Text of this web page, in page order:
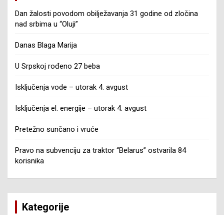
Dan žalosti povodom obilježavanja 31 godine od zločina
nad srbima u “Oluji”
Danas Blaga Marija
U Srpskoj rođeno 27 beba
Isključenja vode – utorak 4. avgust
Isključenja el. energije – utorak 4. avgust
Pretežno sunčano i vruće
Pravo na subvenciju za traktor “Belarus” ostvarila 84
korisnika
Kategorije